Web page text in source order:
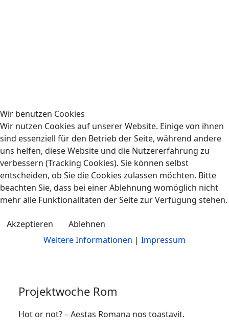
Projektwoche Rom
Hot or not? – Aestas Romana nos toastavit.
Wir benutzen Cookies
Wir nutzen Cookies auf unserer Website. Einige von ihnen
sind essenziell für den Betrieb der Seite, während andere
uns helfen, diese Website und die Nutzererfahrung zu
verbessern (Tracking Cookies). Sie können selbst
entscheiden, ob Sie die Cookies zulassen möchten. Bitte
beachten Sie, dass bei einer Ablehnung womöglich nicht
mehr alle Funktionalitäten der Seite zur Verfügung stehen.
Akzeptieren
Ablehnen
Weitere Informationen | Impressum